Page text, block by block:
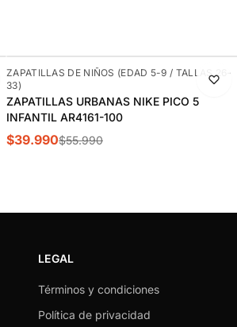
-29%
ZAPATILLAS DE NIÑOS (EDAD 5-9 / TALLAS 26-
33)
ZAPATILLAS URBANAS NIKE PICO 5
INFANTIL AR4161-100
$39.990$55.990
LEGAL
Términos y condiciones
Política de privacidad